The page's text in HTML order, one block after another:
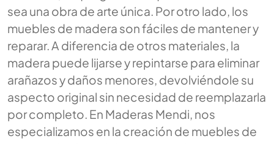
sea una obra de arte única. Por otro lado, los
muebles de madera son fáciles de mantener y
reparar. A diferencia de otros materiales, la
madera puede lijarse y repintarse para eliminar
arañazos y daños menores, devolviéndole su
aspecto original sin necesidad de reemplazarla
por completo. En Maderas Mendi, nos
especializamos en la creación de muebles de